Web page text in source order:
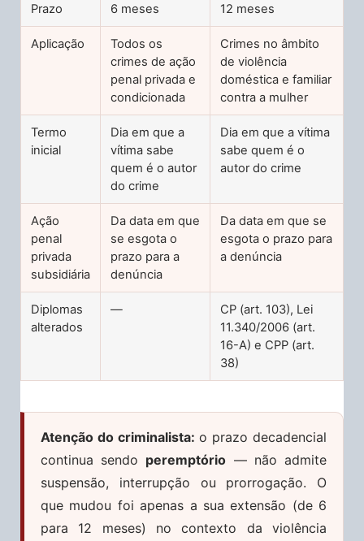
Prazo 6 meses 12 meses
Aplicação
Todos os
crimes de ação
penal privada e
condicionada
Crimes no âmbito
de violência
doméstica e familiar
contra a mulher
Termo
inicial
Dia em que a
vítima sabe
quem é o autor
do crime
Dia em que a vítima
sabe quem é o
autor do crime
Ação
penal
privada
subsidiária
Da data em que
se esgota o
prazo para a
denúncia
Da data em que se
esgota o prazo para
a denúncia
Diplomas
alterados
—
CP (art. 103), Lei
11.340/2006 (art.
16-A) e CPP (art.
38)
Atenção do criminalista: o prazo decadencial
continua sendo peremptório — não admite
suspensão, interrupção ou prorrogação. O
que mudou foi apenas a sua extensão (de 6
para 12 meses) no contexto da violência